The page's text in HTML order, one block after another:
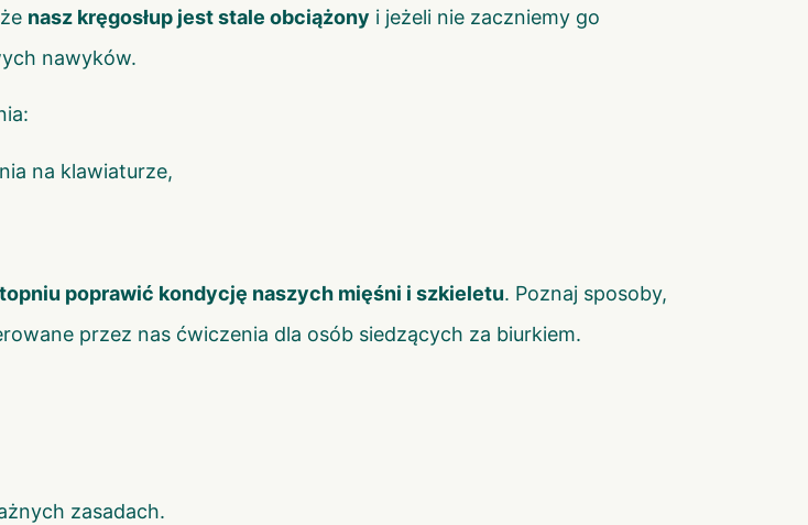
nasz kręgosłup jest stale obciążony i jeżeli nie zaczniemy go
nawyków.
na klawiaturze,
poprawić kondycję naszych mięśni i szkieletu. Poznaj sposoby,
przez nas ćwiczenia dla osób siedzących za biurkiem.
zasadach.